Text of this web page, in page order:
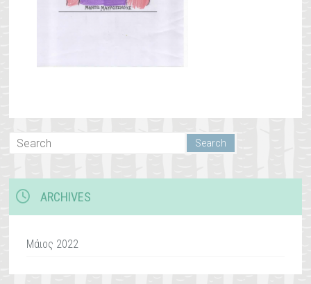
ARCHIVES
Μάιος 2022